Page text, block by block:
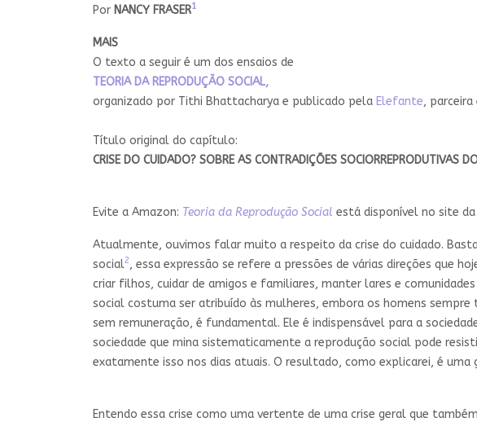
Por NANCY FRASER1
MAIS
O texto a seguir é um dos ensaios de
TEORIA DA REPRODUÇÃO SOCIAL,
organizado por Tithi Bhattacharya e publicado pela Elefante,
Título original do capítulo:
CRISE DO CUIDADO? SOBRE AS CONTRADIÇÕES SOCIORREPRODUTIVAS
Evite a Amazon: Teoria da Reprodução Social está disponível no site
Atualmente, ouvimos falar muito a respeito da crise do cuidado.
social2, essa expressão se refere a pressões de várias direções que
criar filhos, cuidar de amigos e familiares, manter lares e
social costuma ser atribuído às mulheres, embora os homens
sem remuneração, é fundamental. Ele é indispensável para a
sociedade que mina sistematicamente a reprodução social pode
exatamente isso nos dias atuais. O resultado, como explicarei, é
Entendo essa crise como uma vertente de uma crise geral que